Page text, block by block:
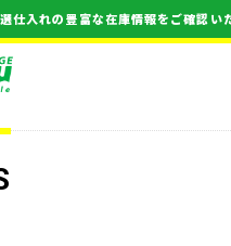
仕入れの豊富な在庫情報をご確認い